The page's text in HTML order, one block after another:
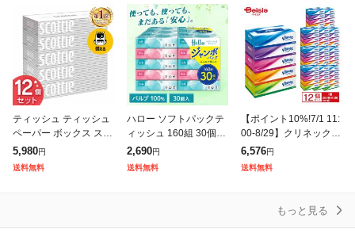
ティッシュ ティッシュ
ペーパー ボックス スコ
ッティ ボックスティッ
シュ まとめ買い スコッ
ティ ティッシュ 400枚
5,980円
送料無料
ハロー ソフトパックテ
ィッシュ 160組 30個 5
221 ユニバーサル・ペ
ーパー ティッシュ ティ
ッシュペーパー 箱なし
2,690円
送料無料
【ポイント10%!7/1 11:
00-8/29】クリネックス
ティシュー 360枚 180
組 5箱 ×12個セット | ク
リネッ
6,576円
送料無料
もっと見る